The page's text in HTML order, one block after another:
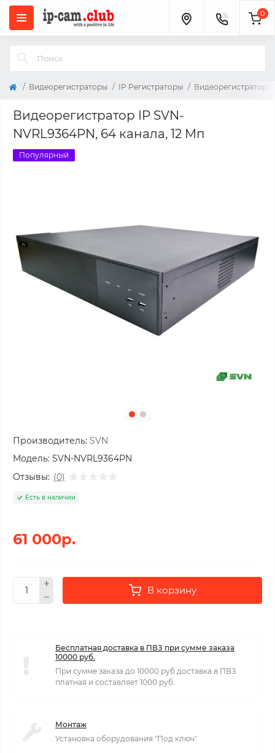
0
Видеорегистраторы IP Регистраторы Видеорегистратор
Видеорегистратор IP SVN-
NVRL9364PN, 64 канала, 12 Мп
Популярный
Производитель: SVN
Модель: SVN-NVRL9364PN
Отзывы: (0)
Есть в наличии
61 000р.
В корзину
Бесплатная доставка в ПВЗ при сумме заказа
10000 руб.
При сумме заказа до 10000 руб доставка в ПВЗ
платная и составляет 1000 руб.
Монтаж
Установка оборудования "Под ключ"